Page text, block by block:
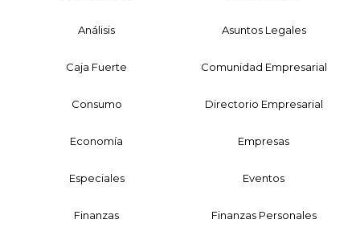
Análisis Asuntos Legales
Caja Fuerte Comunidad Empresarial
Consumo Directorio Empresarial
Economía Empresas
Especiales Eventos
Finanzas Finanzas Personales